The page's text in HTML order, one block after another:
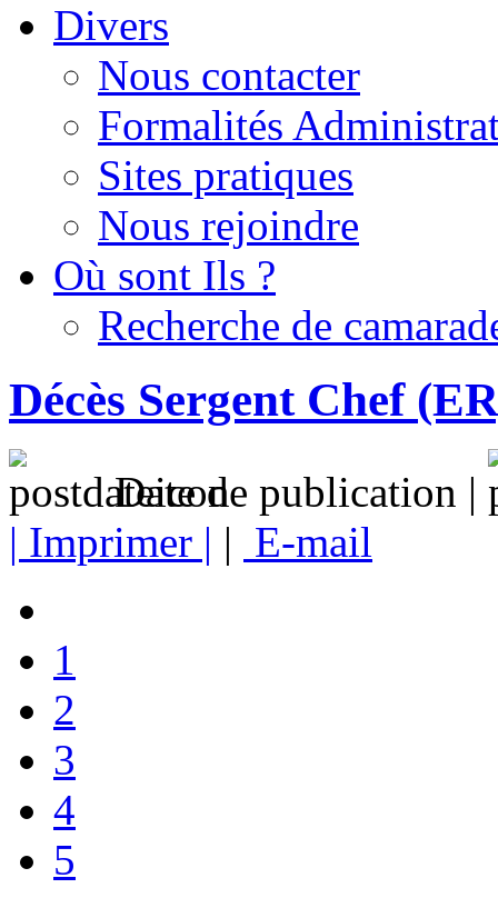
Divers
Nous contacter
Formalités
Sites pratiques
Nous rejoindre
Où sont Ils ?
Recherche de
Décès Sergent Chef
Date de publication |
| Imprimer | | E-mail
1
2
3
4
5